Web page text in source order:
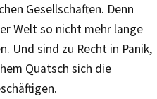
Gesellschaften. Denn
Welt so nicht mehr lange
Und sind zu Recht in Panik,
Quatsch sich die